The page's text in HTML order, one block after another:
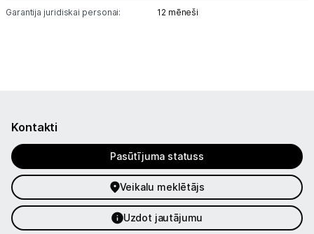
Uzņēmumiem
Tet pakalpojumi
Kontakti
Garantija juridiskai personai: 12 mēneši
Kontakti
Pasūtījuma statuss
Veikalu meklētājs
Uzdot jautājumu